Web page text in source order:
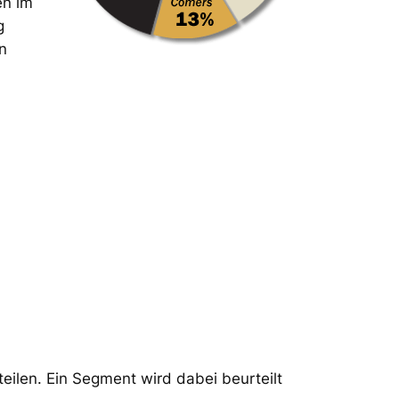
Ein Segment wird dabei beurteilt